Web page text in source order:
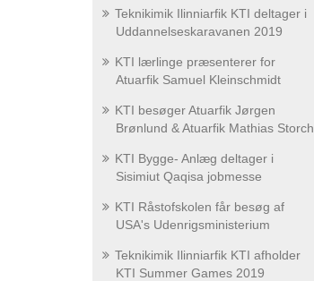
Teknikimik Ilinniarfik KTI deltager i
Uddannelseskaravanen 2019
KTI lærlinge præsenterer for
Atuarfik Samuel Kleinschmidt
KTI besøger Atuarfik Jørgen
Brønlund & Atuarfik Mathias Storch
KTI Bygge- Anlæg deltager i
Sisimiut Qaqisa jobmesse
KTI Råstofskolen får besøg af
USA's Udenrigsministerium
Teknikimik Ilinniarfik KTI afholder
KTI Summer Games 2019